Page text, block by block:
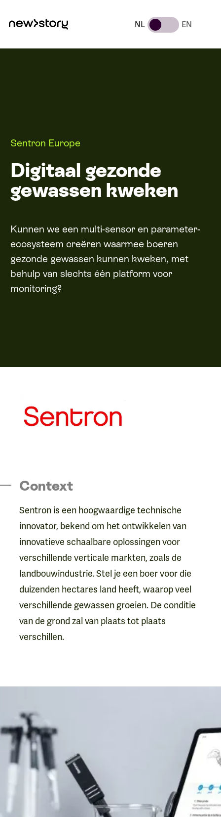
NL EN
Sentron Europe
Digitaal gezonde
gewassen kweken
Kunnen we een multi-sensor en parameter-
ecosysteem creëren waarmee boeren
gezonde gewassen kunnen kweken, met
behulp van slechts één platform voor
monitoring?
Context
Sentron is een hoogwaardige technische
innovator, bekend om het ontwikkelen van
innovatieve schaalbare oplossingen voor
verschillende verticale markten, zoals de
landbouwindustrie. Stel je een boer voor die
duizenden hectares land heeft, waarop veel
verschillende gewassen groeien. De conditie
van de grond zal van plaats tot plaats
verschillen.